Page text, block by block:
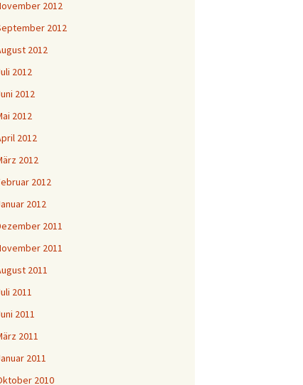
2012
2012
2012
2012
2012
2012
2012
2012
2012
2012
2011
2011
2011
2011
2011
2011
2011
2010